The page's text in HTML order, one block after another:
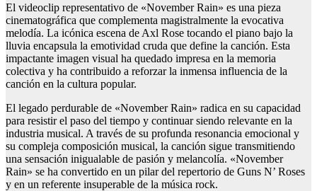
El videoclip representativo de «November Rain» es una pieza
cinematográfica que complementa magistralmente la evocativa
melodía. La icónica escena de Axl Rose tocando el piano bajo la
lluvia encapsula la emotividad cruda que define la canción. Esta
impactante imagen visual ha quedado impresa en la memoria
colectiva y ha contribuido a reforzar la inmensa influencia de la
canción en la cultura popular.
El legado perdurable de «November Rain» radica en su capacidad
para resistir el paso del tiempo y continuar siendo relevante en la
industria musical. A través de su profunda resonancia emocional y
su compleja composición musical, la canción sigue transmitiendo
una sensación inigualable de pasión y melancolía. «November
Rain» se ha convertido en un pilar del repertorio de Guns N’ Roses
y en un referente insuperable de la música rock.